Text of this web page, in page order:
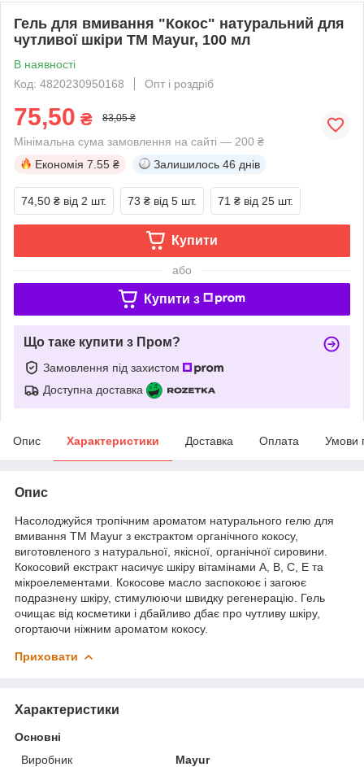
Гель для вмивання "Кокос" натуральний для
чутливої шкіри TM Mayur, 100 мл
В наявності
Код: 4820230950168
Опт і роздріб
75,50 ₴ 83,05 ₴
Мінімальна сума замовлення на сайті — 200 ₴
Економія 7.55 ₴ Залишилось 46 днів
74,50 ₴ від 2 шт. 73 ₴ від 5 шт. 71 ₴ від 25 шт.
Купити
або
Купити з
Що таке купити з Пром?
Замовлення під захистом
Доступна доставка
Опис Характеристики Доставка Оплата Умови
Опис
Насолоджуйся тропічним ароматом натурального гелю для
вмивання ТМ Mayur з екстрактом органічного кокосу,
виготовленого з натуральної, якісної, органічної сировини.
Кокосовий екстракт насичує шкіру вітамінами А, В, С, Е та
мікроелементами. Кокосове масло заспокоює і загоює
подразнену шкіру, стимулюючи швидку регенерацію. Гель
очищає від косметики і дбайливо дбає про чутливу шкіру,
огортаючи ніжним ароматом кокосу.
Приховати
Характеристики
Основні
Виробник
Mayur